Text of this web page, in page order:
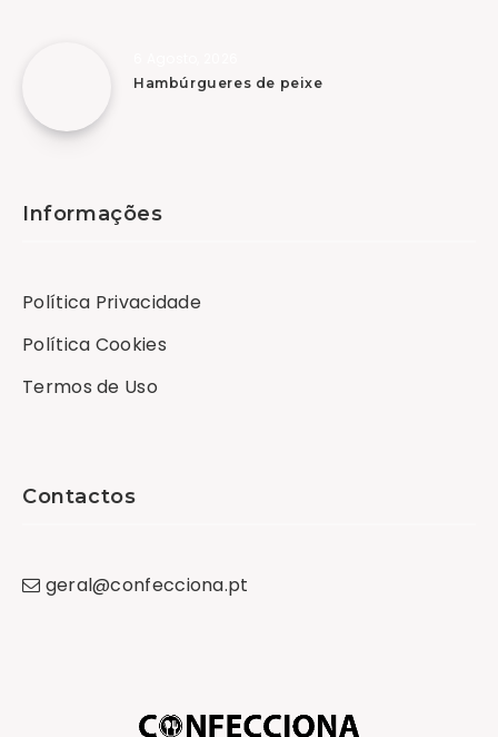
Hambúrgueres de peixe
Informações
Política Privacidade
Política Cookies
Termos de Uso
Contactos
geral@confecciona.pt